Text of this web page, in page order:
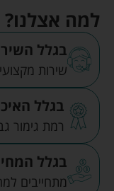
למה אצלנו?
בגלל
שירות
בגלל
רמת גימור
בגלל
מתחייבים